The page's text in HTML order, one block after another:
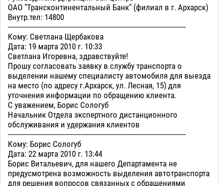
ОАО "Трансконтинентальный Банк" (филиал в г. Архарск)
Внутр.тел: 14800
-------------------------------------------------------------------------------------------
Кому: Светлана Щербакова
Дата: 19 марта 2010 г. 10:33
Светлана Игоревна, здравствуйте!
Прошу согласовать заявку в службу транспорта о
выделении нашему специалисту автомобиля для выезда
на место (по адресу г.Архарск, ул. Лесная, 15) для
уточнения информации по обращению клиента.
С уважением, Борис Сологуб
Начальник Отдела экспертного дистанционного
обслуживания и удержания клиентов
-------------------------------------------------------------------------------------------
Кому: Борис Сологуб
Дата: 22 марта 2010 г. 13:44
Борис Витальевич, для нашего Департамента не
предусмотрена возможность выделения автотранспорта
для решения вопросов связанных с обращениями